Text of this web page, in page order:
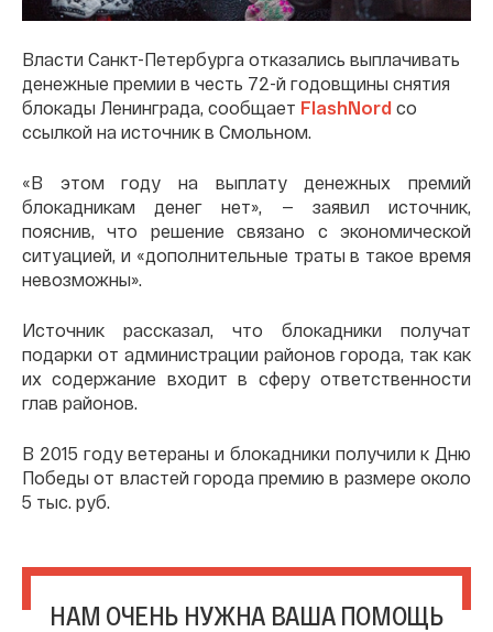
Власти Санкт-Петербурга отказались выплачивать
денежные премии в честь 72-й годовщины снятия
блокады Ленинграда, сообщает FlashNord со
ссылкой на источник в Смольном.
«В этом году на выплату денежных премий
блокадникам денег нет», — заявил источник,
пояснив, что решение связано с экономической
ситуацией, и «дополнительные траты в такое время
невозможны».
Источник рассказал, что блокадники получат
подарки от администрации районов города, так как
их содержание входит в сферу ответственности
глав районов.
В 2015 году ветераны и блокадники получили к Дню
Победы от властей города премию в размере около
5 тыс. руб.
НАМ ОЧЕНЬ НУЖНА ВАША ПОМОЩЬ